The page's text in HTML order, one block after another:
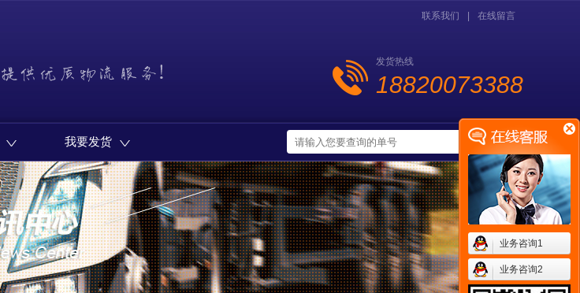
联系我们 在线留言
发货热线
18820073388
我要发货
业务咨询1
业务咨询2